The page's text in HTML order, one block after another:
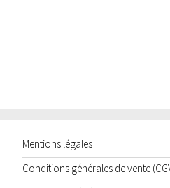
Mentions légales
Conditions générales de vente